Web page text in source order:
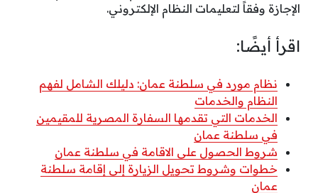
الإجازة وفقاً لتعليمات النظام الإلكتروني.
اقرأ أيضًا:
نظام مورد في سلطنة عمان: دليلك الشامل لفهم
النظام والخدمات
الخدمات التي تقدمها السفارة المصرية للمقيمين
في سلطنة عمان
شروط الحصول على الاقامة في سلطنة عمان
خطوات وشروط تحويل الزيارة إلى إقامة سلطنة
عمان